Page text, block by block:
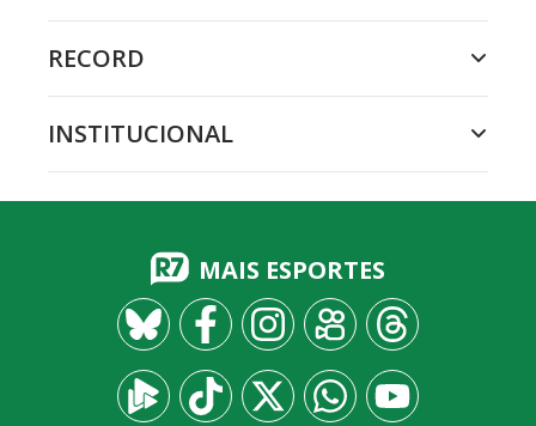
RECORD
INSTITUCIONAL
MAIS ESPORTES